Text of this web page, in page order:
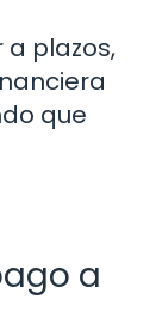
plazos,
que
a